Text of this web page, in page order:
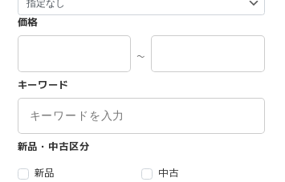
価格
～
キーワード
新品・中古区分
新品
中古